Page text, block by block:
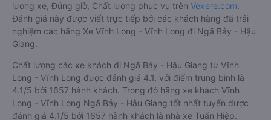
lượng xe, Đúng giờ, Chất lượng phục vụ trên Vexere.com.
Đánh giá này được viết trực tiếp bởi các khách hàng đã trải
nghiệm các hãng Xe Vĩnh Long - Vĩnh Long đi Ngã Bảy - Hậu
Giang.
Chất lượng các xe khách đi Ngã Bảy - Hậu Giang từ Vĩnh
Long - Vĩnh Long được đánh giá 4.1, với điểm trung bình là
4.1/5 bởi 1657 hành khách. Trong đó hãng xe khách Vĩnh
Long - Vĩnh Long Ngã Bảy - Hậu Giang tốt nhất tuyến được
đánh giá 4.1/5 bởi 1657 hành khách là nhà xe Tuấn Hiệp.